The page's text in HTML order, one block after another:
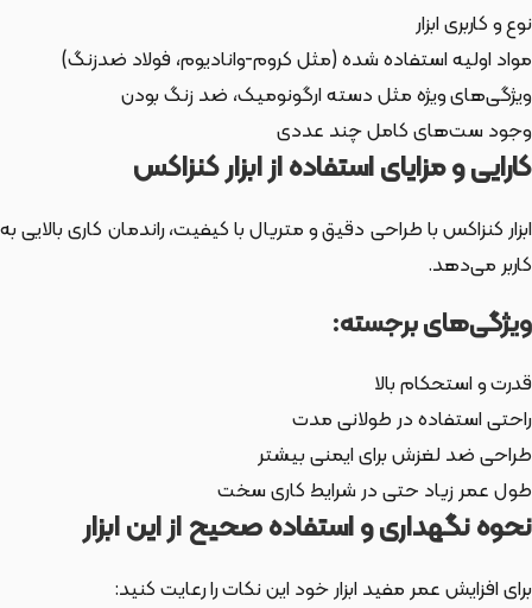
نوع و کاربری ابزار
مواد اولیه استفاده شده (مثل کروم-وانادیوم، فولاد ضدزنگ)
ویژگی‌های ویژه مثل دسته ارگونومیک، ضد زنگ بودن
وجود ست‌های کامل چند عددی
کارایی و مزایای استفاده از ابزار کنزاکس
ابزار کنزاکس با طراحی دقیق و متریال با کیفیت، راندمان کاری بالایی به
کاربر می‌دهد.
ویژگی‌های برجسته:
قدرت و استحکام بالا
راحتی استفاده در طولانی مدت
طراحی ضد لغزش برای ایمنی بیشتر
طول عمر زیاد حتی در شرایط کاری سخت
نحوه نگهداری و استفاده صحیح از این ابزار
برای افزایش عمر مفید ابزار خود این نکات را رعایت کنید: